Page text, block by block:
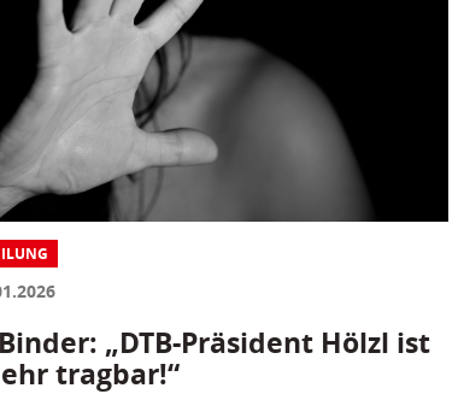
„DTB-Präsident Hölzl ist
tragbar!“